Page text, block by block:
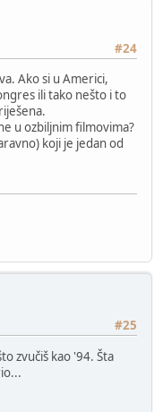
#24
Ako si u Americi,
ili tako nešto i to
u ozbiljnim filmovima?
koji je jedan od
#25
zvučiš kao '94. Šta